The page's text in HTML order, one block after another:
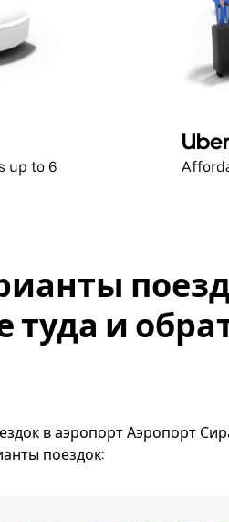
up to 6
туда и
в аэропорт Аэропорт
поездок: